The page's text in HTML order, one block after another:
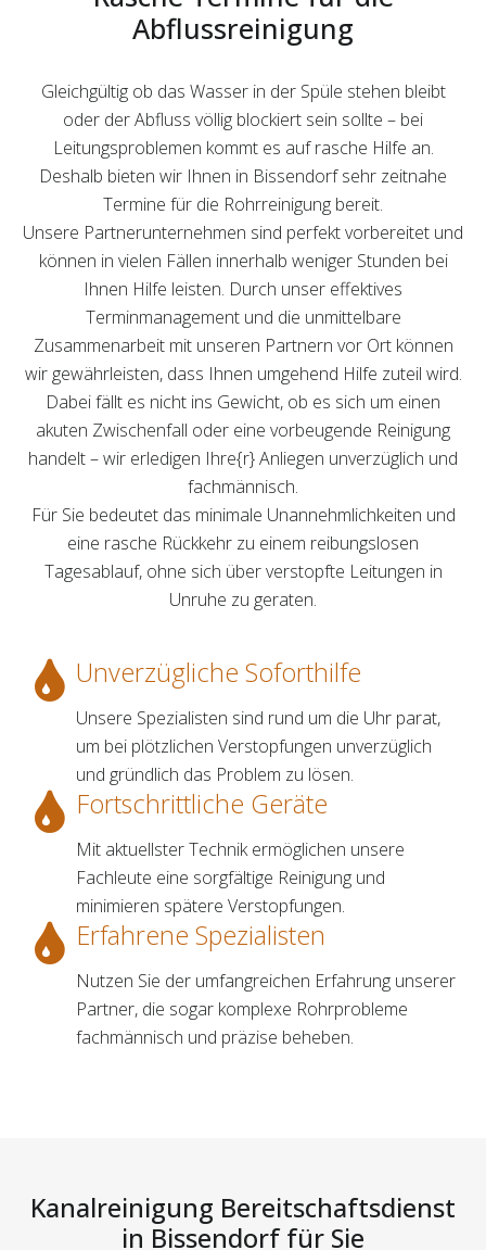
Abflussreinigung
Gleichgültig ob das Wasser in der Spüle stehen bleibt
oder der Abfluss völlig blockiert sein sollte – bei
Leitungsproblemen kommt es auf rasche Hilfe an.
Deshalb bieten wir Ihnen in Bissendorf sehr zeitnahe
Termine für die Rohrreinigung bereit.
Unsere Partnerunternehmen sind perfekt vorbereitet und
können in vielen Fällen innerhalb weniger Stunden bei
Ihnen Hilfe leisten. Durch unser effektives
Terminmanagement und die unmittelbare
Zusammenarbeit mit unseren Partnern vor Ort können
wir gewährleisten, dass Ihnen umgehend Hilfe zuteil wird.
Dabei fällt es nicht ins Gewicht, ob es sich um einen
akuten Zwischenfall oder eine vorbeugende Reinigung
handelt – wir erledigen Ihre{r} Anliegen unverzüglich und
fachmännisch.
Für Sie bedeutet das minimale Unannehmlichkeiten und
eine rasche Rückkehr zu einem reibungslosen
Tagesablauf, ohne sich über verstopfte Leitungen in
Unruhe zu geraten.
Unverzügliche Soforthilfe
Unsere Spezialisten sind rund um die Uhr parat,
um bei plötzlichen Verstopfungen unverzüglich
und gründlich das Problem zu lösen.
Fortschrittliche Geräte
Mit aktuellster Technik ermöglichen unsere
Fachleute eine sorgfältige Reinigung und
minimieren spätere Verstopfungen.
Erfahrene Spezialisten
Nutzen Sie der umfangreichen Erfahrung unserer
Partner, die sogar komplexe Rohrprobleme
fachmännisch und präzise beheben.
Kanalreinigung Bereitschaftsdienst
in Bissendorf für Sie